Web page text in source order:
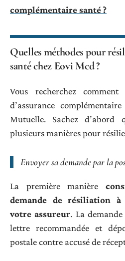
complémentaire santé ?
Quelles méthodes pour
santé chez Eovi Mcd ?
Vous recherchez
d’assurance
Mutuelle. Sachez d’abord
plusieurs manières pour
Envoyer sa demande par la
La première manière
demande de résiliation à
votre assureur. La
lettre recommandée et
postale contre accusé de